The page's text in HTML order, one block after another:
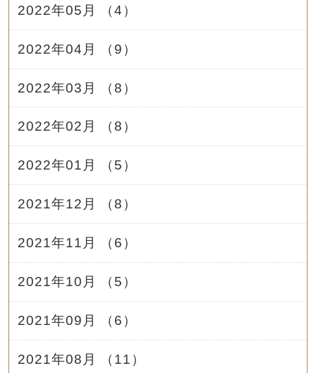
2022年05月 （4）
2022年04月 （9）
2022年03月 （8）
2022年02月 （8）
2022年01月 （5）
2021年12月 （8）
2021年11月 （6）
2021年10月 （5）
2021年09月 （6）
2021年08月 （11）